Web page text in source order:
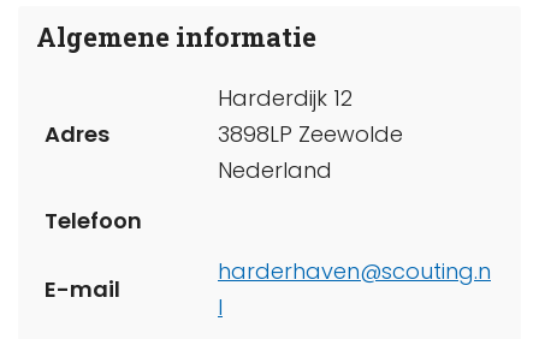
Algemene informatie
Adres
Harderdijk 12
3898LP Zeewolde
Nederland
Telefoon
E-mail
harderhaven@scouting.n
l